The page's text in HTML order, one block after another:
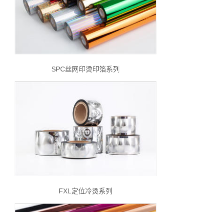
SPC丝网印烫印箔系列
FXL定位冷烫系列